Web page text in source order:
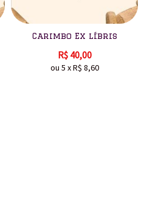
Carimbo Ex líbris
R$ 40,00
ou 5 xR$ 8,60